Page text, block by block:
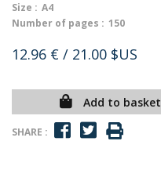
Size : A4
Number of pages : 150
12.96 € / 21.00 $US
Add to basket
SHARE :